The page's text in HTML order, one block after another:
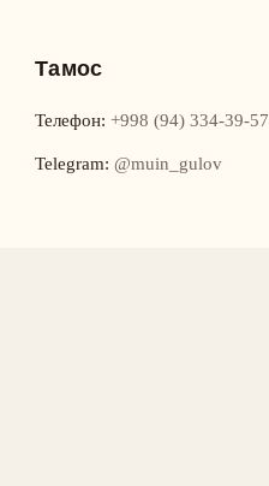
Тамос
Телефон: +998 (94) 334-39-57
Telegram: @muin_gulov